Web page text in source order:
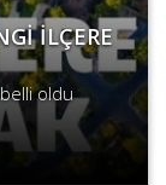
İLÇERE
belli oldu